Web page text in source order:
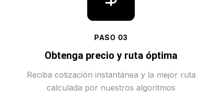
PASO 03
Obtenga precio y ruta óptima
Reciba cotización instantánea y la mejor ruta
calculada por nuestros algoritmos